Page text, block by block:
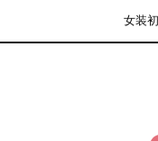
女装